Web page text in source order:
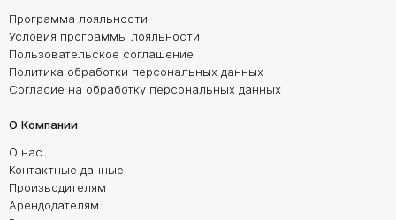
Программа лояльности
Условия программы лояльности
Пользовательское соглашение
Политика обработки персональных данных
Согласие на обработку персональных данных
О Компании
О нас
Контактные данные
Производителям
Арендодателям